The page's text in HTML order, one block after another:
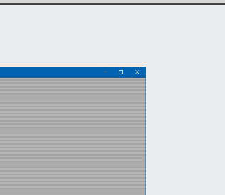
[GK] Endless Legend 2 :
[LS] [PS5] Le WebKit
[GK] Oubliez Crazy Taxi,
[LS] [Switch] NSZ 5.0.0
[GK] No More Room in
[GK] Un chatbot Atelier
[GK] Mémoire cash -
[GK] Nvidia : le prix des